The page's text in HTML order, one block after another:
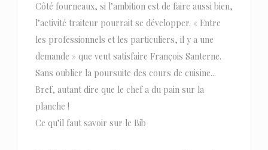
Côté fourneaux, si l’ambition est de faire aussi bien,
l’activité traiteur pourrait se développer. « Entre
les professionnels et les particuliers, il y a une
demande » que veut satisfaire François Santerne.
Sans oublier la poursuite des cours de cuisine...
Bref, autant dire que le chef a du pain sur la
planche !
Ce qu’il faut savoir sur le Bib